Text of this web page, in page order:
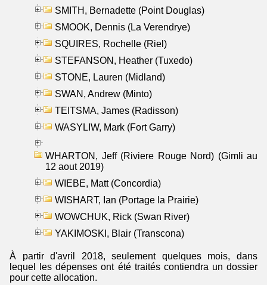
SMITH, Bernadette (Point Douglas)
SMOOK, Dennis (La Verendrye)
SQUIRES, Rochelle (Riel)
STEFANSON, Heather (Tuxedo)
STONE, Lauren (Midland)
SWAN, Andrew (Minto)
TEITSMA, James (Radisson)
WASYLIW, Mark (Fort Garry)
WHARTON, Jeff (Riviere Rouge Nord) (Gimli au
12 aout 2019)
WIEBE, Matt (Concordia)
WISHART, Ian (Portage la Prairie)
WOWCHUK, Rick (Swan River)
YAKIMOSKI, Blair (Transcona)
À partir d'avril 2018, seulement quelques mois, dans
lequel les dépenses ont été traités contiendra un dossier
pour cette allocation.